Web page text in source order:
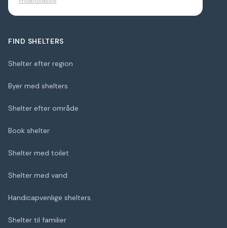
FIND SHELTERS
Shelter efter region
Byer med shelters
Shelter efter område
Book shelter
Shelter med toilet
Shelter med vand
Handicapvenlige shelters
Shelter til familier